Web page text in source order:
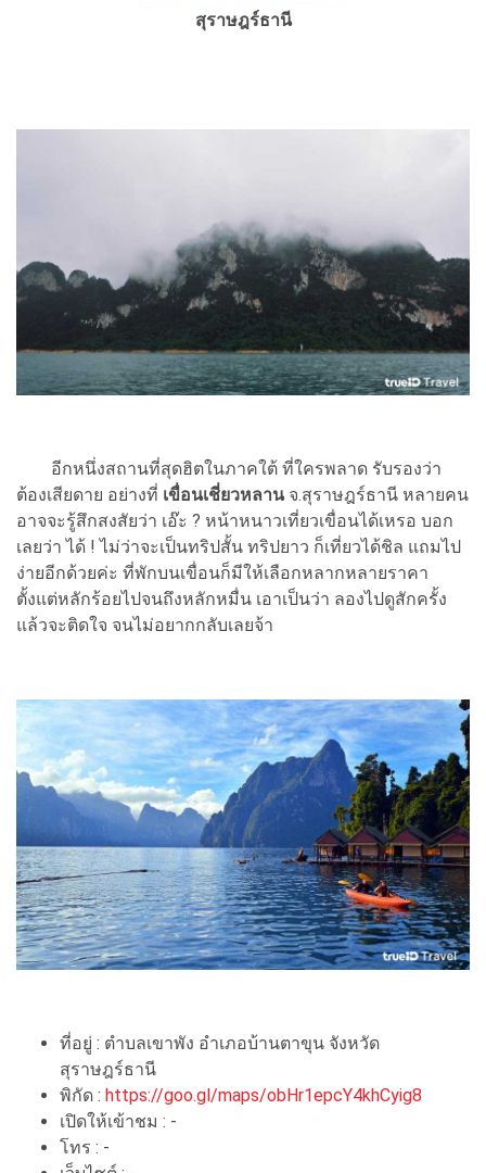
สุราษฎร์ธานี
อีกหนึ่งสถานที่สุดฮิตในภาคใต้ ที่ใครพลาด รับรองว่า
ต้องเสียดาย อย่างที่ เขื่อนเชี่ยวหลานจ.สุราษฎร์ธานี หลายคน
อาจจะรู้สึกสงสัยว่า เอ๊ะ ? หน้าหนาวเที่ยวเขื่อนได้เหรอ บอก
เลยว่า ได้ ! ไม่ว่าจะเป็นทริปสั้น ทริปยาว ก็เที่ยวได้ชิล แถมไป
ง่ายอีกด้วยค่ะ ที่พักบนเขื่อนก็มีให้เลือกหลากหลายราคา
ตั้งแต่หลักร้อยไปจนถึงหลักหมื่น เอาเป็นว่า ลองไปดูสักครั้ง
แล้วจะติดใจ จนไม่อยากกลับเลยจ้า
ที่อยู่ : ตำบลเขาพัง อำเภอบ้านตาขุน จังหวัด
สุราษฎร์ธานี
พิกัด : https://goo.gl/maps/obHr1epcY4khCyig8
เปิดให้เข้าชม : -
โทร : -